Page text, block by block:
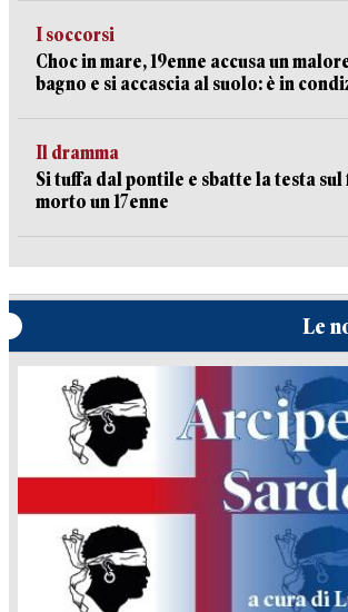
I soccorsi
Choc in mare, 19enne accusa un
bagno e si accascia al suolo: è in
Il dramma
Si tuffa dal pontile e sbatte la testa
morto un 17enne
Le